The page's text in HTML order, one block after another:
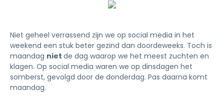
Niet geheel verrassend zijn we op social media in het
weekend een stuk beter gezind dan doordeweeks. Toch is
maandag niet de dag waarop we het meest zuchten en
klagen. Op social media waren we op dinsdagen het
somberst, gevolgd door de donderdag. Pas daarna komt
maandag.